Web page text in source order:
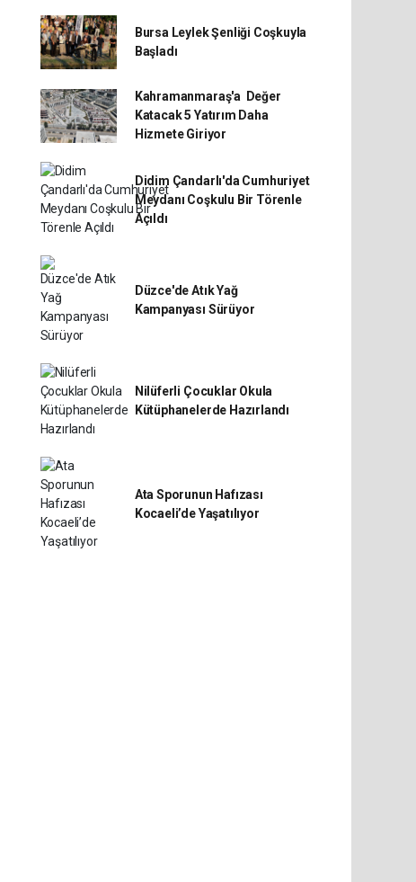
Bursa Leylek Şenliği Coşkuyla
Başladı
Kahramanmaraş'a Değer
Katacak 5 Yatırım Daha
Hizmete Giriyor
Didim Çandarlı'da Cumhuriyet
Meydanı Coşkulu Bir Törenle
Açıldı
Düzce'de Atık Yağ
Kampanyası Sürüyor
Nilüferli Çocuklar Okula
Kütüphanelerde Hazırlandı
Ata Sporunun Hafızası
Kocaeli’de Yaşatılıyor